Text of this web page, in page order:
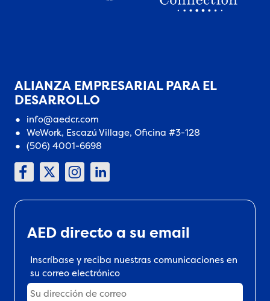
ALIANZA EMPRESARIAL PARA EL
DESARROLLO
info@aedcr.com
WeWork, Escazú Village, Oficina #3-128
(506) 4001-6698
AED directo a su email
Inscríbase y reciba nuestras comunicaciones en
su correo electrónico